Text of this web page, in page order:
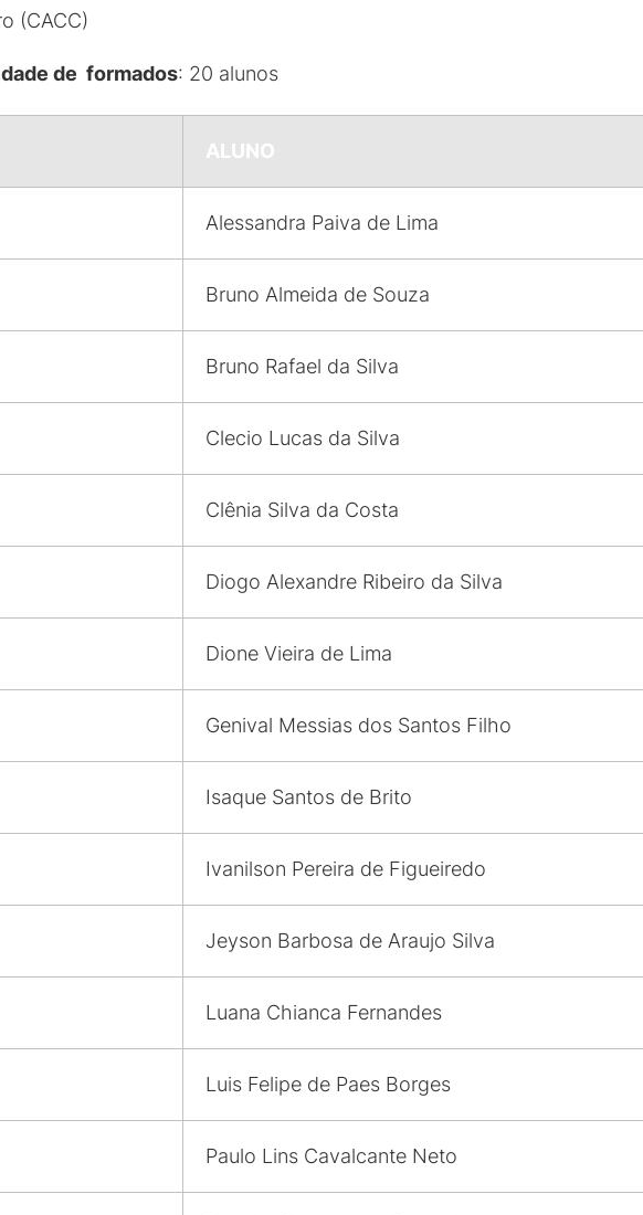
(CACC)
de formados: 20 alunos
ALUNO
Alessandra Paiva de Lima
Bruno Almeida de Souza
Bruno Rafael da Silva
Clecio Lucas da Silva
Clênia Silva da Costa
Diogo Alexandre Ribeiro da Silva
Dione Vieira de Lima
Genival Messias dos Santos Filho
Isaque Santos de Brito
Ivanilson Pereira de Figueiredo
Jeyson Barbosa de Araujo Silva
Luana Chianca Fernandes
Luis Felipe de Paes Borges
Paulo Lins Cavalcante Neto